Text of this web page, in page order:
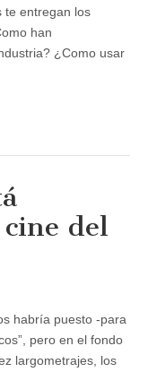
te entregan los
han
¿Como usar
del
habría puesto -para
pero en el fondo
largometrajes, los